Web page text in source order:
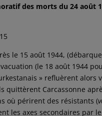
des morts du 24 août
le 15 août 1944,
(le 18 août 1944
» refluèrent alors
quittèrent Carcassonne
où périrent des résistants (
les axes secondaires par